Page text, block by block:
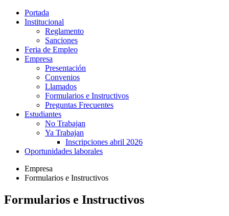
Portada
Institucional
Reglamento
Sanciones
Feria de Empleo
Empresa
Presentación
Convenios
Llamados
Formularios e Instructivos
Preguntas Frecuentes
Estudiantes
No Trabajan
Ya Trabajan
Inscripciones abril 2026
Oportunidades laborales
Empresa
Formularios e Instructivos
Formularios e Instructivos